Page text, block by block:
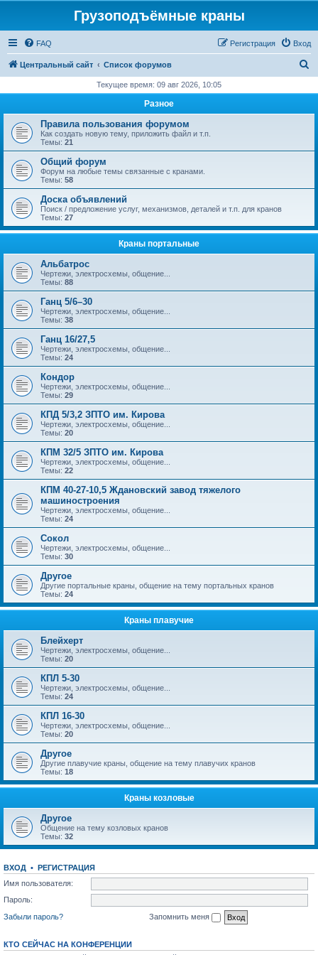
Грузоподъёмные краны
FAQ Вход
Регистрация
Центральный сайт Список форумов
с
Текущее время: 09 авг 2026, 10:05
Разное
Правила пользования форумом
Как создать новую тему, приложить файл и т.п.
Темы: 21
Общий форум
Форум на любые темы связанные с кранами.
Темы: 58
Доска объявлений
Поиск / предложение услуг, механизмов, деталей и т.п. для кранов
Темы: 27
Краны портальные
Альбатрос
Чертежи, электросхемы, общение...
Темы: 88
Ганц 5/6–30
Чертежи, электросхемы, общение...
Темы: 38
Ганц 16/27,5
Чертежи, электросхемы, общение...
Темы: 24
Кондор
Чертежи, электросхемы, общение...
Темы: 29
КПД 5/3,2 ЗПТО им. Кирова
Чертежи, электросхемы, общение...
Темы: 20
КПМ 32/5 ЗПТО им. Кирова
Чертежи, электросхемы, общение...
Темы: 22
КПМ 40-27-10,5 Ждановский завод тяжелого
машиностроения
Чертежи, электросхемы, общение...
Темы: 24
Сокол
Чертежи, электросхемы, общение...
Темы: 30
Другое
Другие портальные краны, общение на тему портальных кранов
Темы: 24
Краны плавучие
Блейхерт
Чертежи, электросхемы, общение...
Темы: 20
КПЛ 5-30
Чертежи, электросхемы, общение...
Темы: 24
КПЛ 16-30
Чертежи, электросхемы, общение...
Темы: 20
Другое
Другие плавучие краны, общение на тему плавучих кранов
Темы: 18
Краны козловые
Другое
Общение на тему козловых кранов
Темы: 32
ВХОД • РЕГИСТРАЦИЯ
Имя пользователя:
Пароль:
Забыли пароль?
Запомнить меня
КТО СЕЙЧАС НА КОНФЕРЕНЦИИ